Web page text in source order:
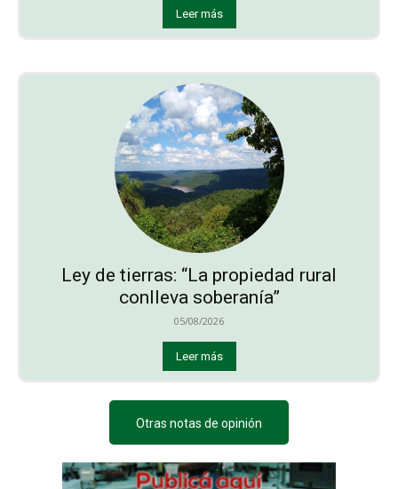
Leer más
Ley de tierras: “La propiedad rural
conlleva soberanía”
05/08/2026
Leer más
Otras notas de opinión